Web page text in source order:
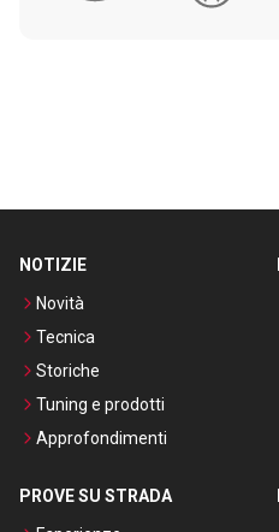
NOTIZIE
Novità
Tecnica
Storiche
Tuning e prodotti
Approfondimenti
PROVE SU STRADA